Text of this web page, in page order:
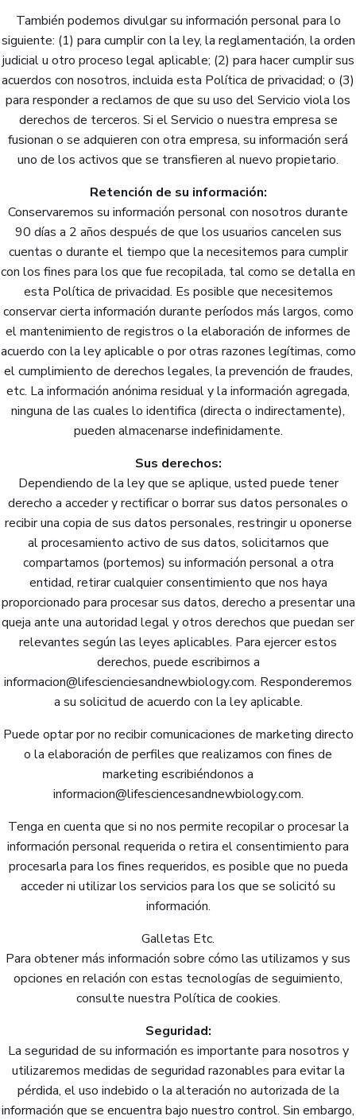
También podemos divulgar su información personal para lo
siguiente: (1) para cumplir con la ley, la reglamentación, la orden
judicial u otro proceso legal aplicable; (2) para hacer cumplir sus
acuerdos con nosotros, incluida esta Política de privacidad; o (3)
para responder a reclamos de que su uso del Servicio viola los
derechos de terceros. Si el Servicio o nuestra empresa se
fusionan o se adquieren con otra empresa, su información será
uno de los activos que se transfieren al nuevo propietario.
Retención de su información:
Conservaremos su información personal con nosotros durante
90 días a 2 años después de que los usuarios cancelen sus
cuentas o durante el tiempo que la necesitemos para cumplir
con los fines para los que fue recopilada, tal como se detalla en
esta Política de privacidad. Es posible que necesitemos
conservar cierta información durante períodos más largos, como
el mantenimiento de registros o la elaboración de informes de
acuerdo con la ley aplicable o por otras razones legítimas, como
el cumplimiento de derechos legales, la prevención de fraudes,
etc. La información anónima residual y la información agregada,
ninguna de las cuales lo identifica (directa o indirectamente),
pueden almacenarse indefinidamente.
Sus derechos:
Dependiendo de la ley que se aplique, usted puede tener
derecho a acceder y rectificar o borrar sus datos personales o
recibir una copia de sus datos personales, restringir u oponerse
al procesamiento activo de sus datos, solicitarnos que
compartamos (portemos) su información personal a otra
entidad, retirar cualquier consentimiento que nos haya
proporcionado para procesar sus datos, derecho a presentar una
queja ante una autoridad legal y otros derechos que puedan ser
relevantes según las leyes aplicables. Para ejercer estos
derechos, puede escribirnos a
informacion@lifescienciesandnewbiology.com. Responderemos
a su solicitud de acuerdo con la ley aplicable.
Puede optar por no recibir comunicaciones de marketing directo
o la elaboración de perfiles que realizamos con fines de
marketing escribiéndonos a
informacion@lifesciencesandnewbiology.com.
Tenga en cuenta que si no nos permite recopilar o procesar la
información personal requerida o retira el consentimiento para
procesarla para los fines requeridos, es posible que no pueda
acceder ni utilizar los servicios para los que se solicitó su
información.
Galletas Etc.
Para obtener más información sobre cómo las utilizamos y sus
opciones en relación con estas tecnologías de seguimiento,
consulte nuestra Política de cookies.
Seguridad:
La seguridad de su información es importante para nosotros y
utilizaremos medidas de seguridad razonables para evitar la
pérdida, el uso indebido o la alteración no autorizada de la
información que se encuentra bajo nuestro control. Sin embargo,